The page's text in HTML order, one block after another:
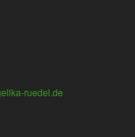
ruedel.de